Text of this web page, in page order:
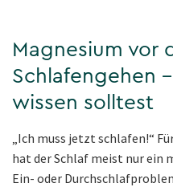
Magnesium vor
Schlafengehen
wissen solltest
„Ich muss jetzt schlafen!“
hat der Schlaf meist nur ein
Ein- oder